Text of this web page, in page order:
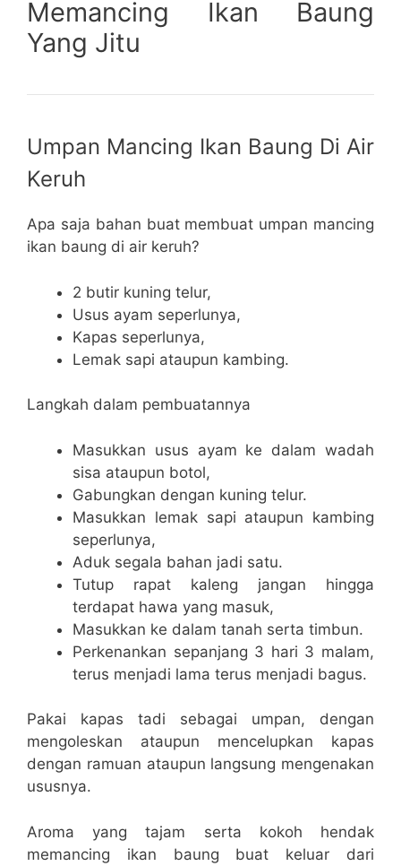
Memancing Ikan Baung
Yang Jitu
Umpan Mancing Ikan Baung Di Air
Keruh
Apa saja bahan buat membuat umpan mancing
ikan baung di air keruh?
2 butir kuning telur,
Usus ayam seperlunya,
Kapas seperlunya,
Lemak sapi ataupun kambing.
Langkah dalam pembuatannya
Masukkan usus ayam ke dalam wadah
sisa ataupun botol,
Gabungkan dengan kuning telur.
Masukkan lemak sapi ataupun kambing
seperlunya,
Aduk segala bahan jadi satu.
Tutup rapat kaleng jangan hingga
terdapat hawa yang masuk,
Masukkan ke dalam tanah serta timbun.
Perkenankan sepanjang 3 hari 3 malam,
terus menjadi lama terus menjadi bagus.
Pakai kapas tadi sebagai umpan, dengan
mengoleskan ataupun mencelupkan kapas
dengan ramuan ataupun langsung mengenakan
ususnya.
Aroma yang tajam serta kokoh hendak
memancing ikan baung buat keluar dari